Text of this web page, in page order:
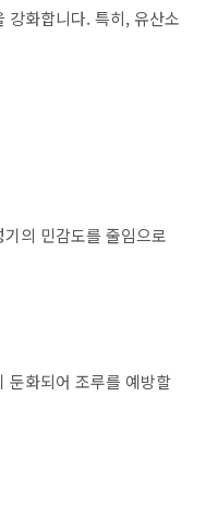
강화합니다. 특히, 유산소
의 민감도를 줄임으로
둔화되어 조루를 예방할